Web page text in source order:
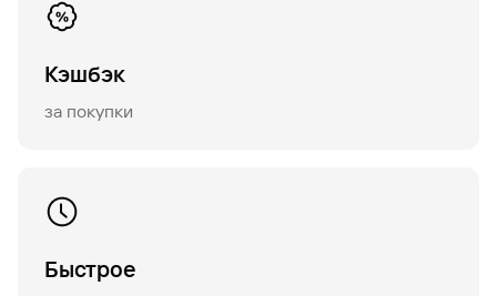
Кэшбэк
за покупки
Быстрое